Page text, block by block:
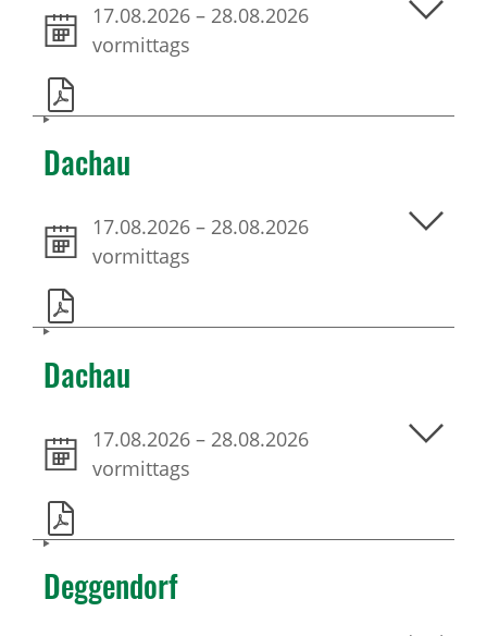
17.08.2026 – 28.08.2026
vormittags
Dachau
17.08.2026 – 28.08.2026
vormittags
Dachau
17.08.2026 – 28.08.2026
vormittags
Deggendorf